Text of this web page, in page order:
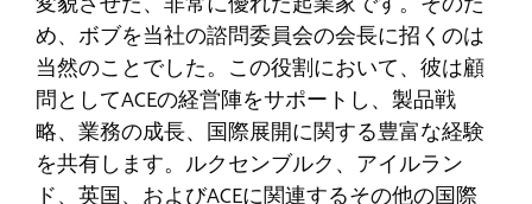
め、ボブを当社の諮問委員会の会長に招くのは
当然のことでした。この役割において、彼は顧
問としてACEの経営陣をサポートし、製品戦
略、業務の成長、国際展開に関する豊富な経験
を共有します。ルクセンブルク、アイルラン
ド、英国、およびACEに関連するその他の国際